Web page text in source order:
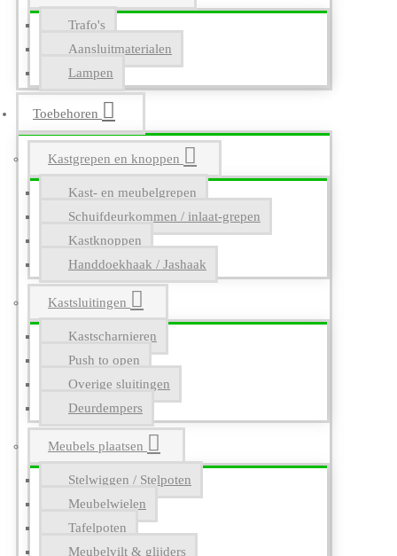
Trafo's
Aansluitmaterialen
Lampen
Toebehoren
Kastgrepen en knoppen
Kast- en meubelgrepen
Schuifdeurkommen / inlaat-grepen
Kastknoppen
Handdoekhaak / Jashaak
Kastsluitingen
Kastscharnieren
Push to open
Overige sluitingen
Deurdempers
Meubels plaatsen
Stelwiggen / Stelpoten
Meubelwielen
Tafelpoten
Meubelvilt & glijders